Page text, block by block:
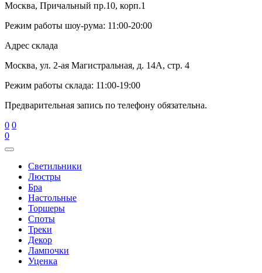
Москва, Причальный пр.10, корп.1
Режим работы шоу-рума: 11:00-20:00
Адрес склада
Москва, ул. 2-ая Магистральная, д. 14А, стр. 4
Режим работы склада: 11:00-19:00
Предварительная запись по телефону обязательна.
0 0
0
Cветильники
Люстры
Бра
Настольные
Торшеры
Споты
Треки
Декор
Лампочки
Уценка